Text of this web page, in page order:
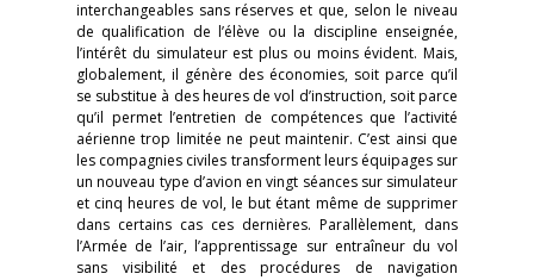
interchangeables sans réserves et que, selon le niveau
de qualification de l’élève ou la discipline enseignée,
l’intérêt du simulateur est plus ou moins évident. Mais,
globalement, il génère des économies, soit parce qu’il
se substitue à des heures de vol d’instruction, soit parce
qu’il permet l’entretien de compétences que l’activité
aérienne trop limitée ne peut maintenir. C’est ainsi que
les compagnies civiles transforment leurs équipages sur
un nouveau type d’avion en vingt séances sur simulateur
et cinq heures de vol, le but étant même de supprimer
dans certains cas ces dernières. Parallèlement, dans
l’Armée de l’air, l’apprentissage sur entraîneur du vol
sans visibilité et des procédures de navigation